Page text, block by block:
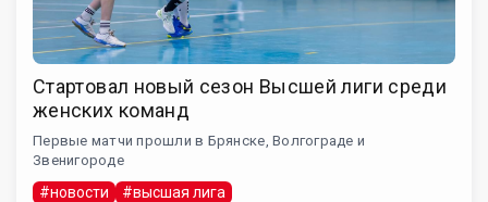
Стартовал новый сезон Высшей лиги среди
женских команд
Первые матчи прошли в Брянске, Волгограде и
Звенигороде
#новости #высшая лига